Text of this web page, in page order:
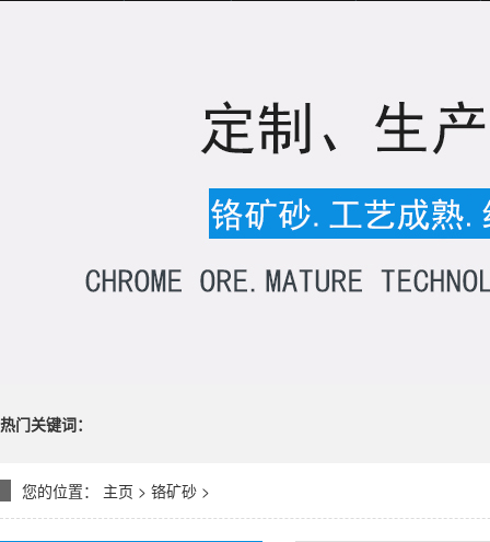
热门关键词：
您的位置： 主页 > 铬矿砂 >